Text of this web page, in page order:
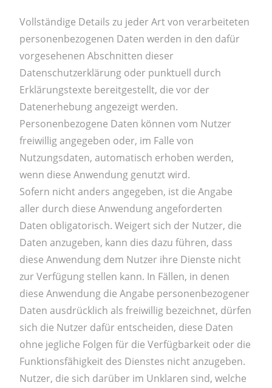
Vollständige Details zu jeder Art von verarbeiteten
personenbezogenen Daten werden in den dafür
vorgesehenen Abschnitten dieser
Datenschutzerklärung oder punktuell durch
Erklärungstexte bereitgestellt, die vor der
Datenerhebung angezeigt werden.
Personenbezogene Daten können vom Nutzer
freiwillig angegeben oder, im Falle von
Nutzungsdaten, automatisch erhoben werden,
wenn diese Anwendung genutzt wird.
Sofern nicht anders angegeben, ist die Angabe
aller durch diese Anwendung angeforderten
Daten obligatorisch. Weigert sich der Nutzer, die
Daten anzugeben, kann dies dazu führen, dass
diese Anwendung dem Nutzer ihre Dienste nicht
zur Verfügung stellen kann. In Fällen, in denen
diese Anwendung die Angabe personenbezogener
Daten ausdrücklich als freiwillig bezeichnet, dürfen
sich die Nutzer dafür entscheiden, diese Daten
ohne jegliche Folgen für die Verfügbarkeit oder die
Funktionsfähigkeit des Dienstes nicht anzugeben.
Nutzer, die sich darüber im Unklaren sind, welche